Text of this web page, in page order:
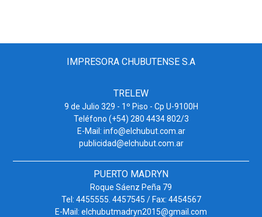
IMPRESORA CHUBUTENSE S.A
TRELEW
9 de Julio 329 - 1º Piso - Cp U-9100H
Teléfono (+54) 280 4434 802/3
E-Mail: info@elchubut.com.ar
publicidad@elchubut.com.ar
PUERTO MADRYN
Roque Sáenz Peña 79
Tel: 4455555. 4457545 / Fax: 4454567
E-Mail: elchubutmadryn2015@gmail.com